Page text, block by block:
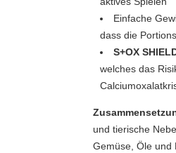
Einfache
dass die
S+OX
welches das
und tierische
Gemüse, Öle und